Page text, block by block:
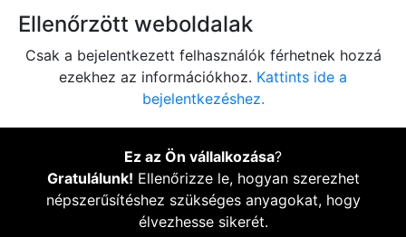
Ellenőrzött weboldalak
Csak a bejelentkezett felhasználók férhetnek hozzá
ezekhez az információkhoz. Kattints ide a
bejelentkezéshez.
Ez az Ön vállalkozása?
Gratulálunk! Ellenőrizze le, hogyan szerezhet
népszerűsítéshez szükséges anyagokat, hogy
élvezhesse sikerét.